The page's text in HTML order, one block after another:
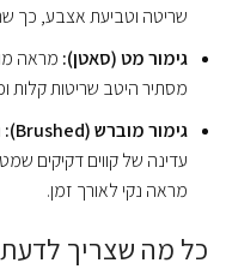
שריטה וטביעת אצבע, כך
גימור מט (סאטן): מראה
מסתיר היטב שריטות קלות
גימור מוברש (Brushed):
עדינה של קווים דקיקים
מראה נקי לאורך זמן.
כל מה שצריך לדעת